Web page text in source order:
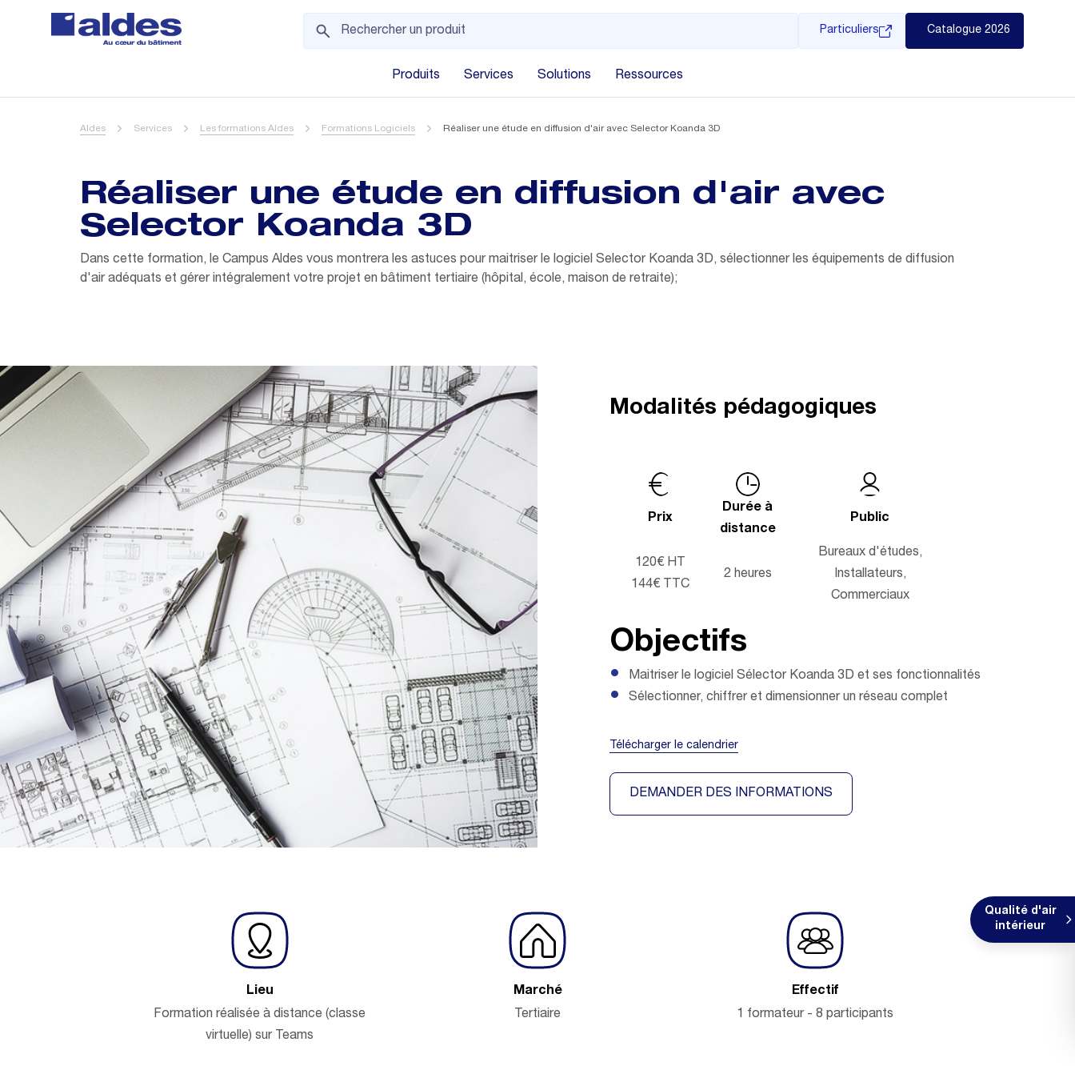
Particuliers Catalogue 2026
Produits Services Solutions Ressources
Aldes Services Les formations Aldes Formations Logiciels Réaliser une étude en diffusion d'air avec Selector Koanda 3D
Qualité d'air
intérieur
Réaliser une étude en diffusion d'air avec
Selector Koanda 3D
Dans cette formation, le Campus Aldes vous montrera les astuces pour maitriser le logiciel Selector Koanda 3D, sélectionner les équipements de diffusion
d'air adéquats et gérer intégralement votre projet en bâtiment tertiaire (hôpital, école, maison de retraite);
Modalités pédagogiques
Prix
Durée à
distance
Public
120€ HT
144€ TTC
2 heures
Bureaux d'études,
Installateurs,
Commerciaux
Objectifs
Maitriser le logiciel Sélector Koanda 3D et ses fonctionnalités
Sélectionner, chiffrer et dimensionner un réseau complet
Télécharger le calendrier
DEMANDER DES INFORMATIONS
Lieu
Formation réalisée à distance (classe
virtuelle) sur Teams
Marché
Tertiaire
Effectif
1 formateur - 8 participants